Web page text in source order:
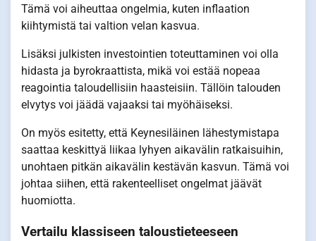
Tämä voi aiheuttaa ongelmia, kuten inflaation
kiihtymistä tai valtion velan kasvua.
Lisäksi julkisten investointien toteuttaminen voi olla
hidasta ja byrokraattista, mikä voi estää nopeaa
reagointia taloudellisiin haasteisiin. Tällöin talouden
elvytys voi jäädä vajaaksi tai myöhäiseksi.
On myös esitetty, että Keynesiläinen lähestymistapa
saattaa keskittyä liikaa lyhyen aikavälin ratkaisuihin,
unohtaen pitkän aikavälin kestävän kasvun. Tämä voi
johtaa siihen, että rakenteelliset ongelmat jäävät
huomiotta.
Vertailu klassiseen taloustieteeseen